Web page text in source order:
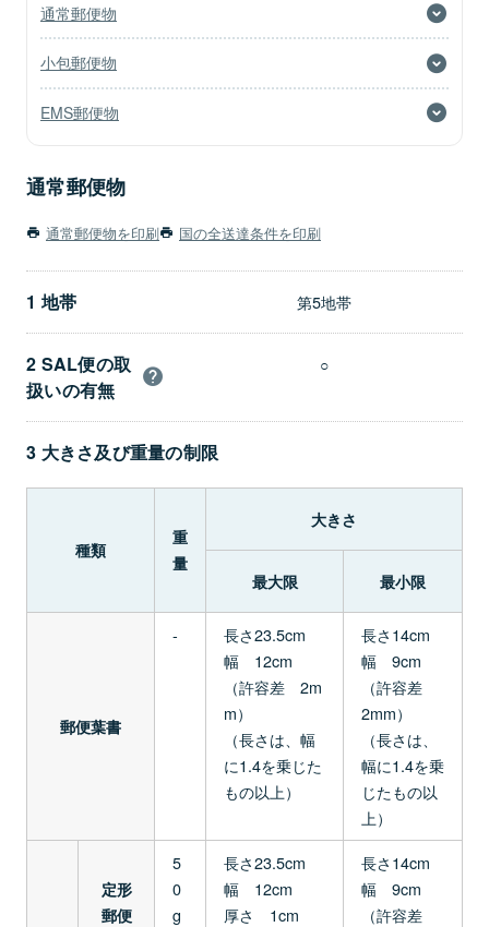
通常郵便物
小包郵便物
EMS郵便物
通常郵便物
通常郵便物を印刷 国の全送達条件を印刷
1 地帯 第5地帯
2 SAL便の取
扱いの有無
○
3 大きさ及び重量の制限
種類
重
量
大きさ
最大限 最小限
郵便葉書
-
長さ23.5cm
幅 12cm
（許容差 2m
m）
（長さは、幅
に1.4を乗じた
もの以上）
長さ14cm
幅 9cm
（許容差
2mm）
（長さは、
幅に1.4を乗
じたもの以
上）
定形
郵便
5
0
g
長さ23.5cm
幅 12cm
厚さ 1cm
長さ14cm
幅 9cm
（許容差